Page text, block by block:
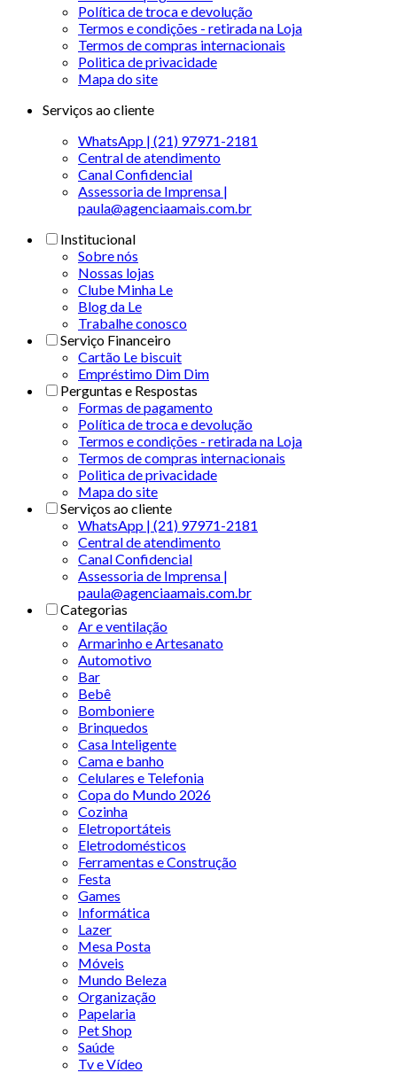
Política de troca e devolução
Termos e condições - retirada na Loja
Termos de compras internacionais
Politica de privacidade
Mapa do site
Serviços ao cliente
WhatsApp | (21) 97971-2181
Central de atendimento
Canal Confidencial
Assessoria de Imprensa |
paula@agenciaamais.com.br
Institucional
Sobre nós
Nossas lojas
Clube Minha Le
Blog da Le
Trabalhe conosco
Serviço Financeiro
Cartão Le biscuit
Empréstimo Dim Dim
Perguntas e Respostas
Formas de pagamento
Política de troca e devolução
Termos e condições - retirada na Loja
Termos de compras internacionais
Politica de privacidade
Mapa do site
Serviços ao cliente
WhatsApp | (21) 97971-2181
Central de atendimento
Canal Confidencial
Assessoria de Imprensa |
paula@agenciaamais.com.br
Categorias
Ar e ventilação
Armarinho e Artesanato
Automotivo
Bar
Bebê
Bomboniere
Brinquedos
Casa Inteligente
Cama e banho
Celulares e Telefonia
Copa do Mundo 2026
Cozinha
Eletroportáteis
Eletrodomésticos
Ferramentas e Construção
Festa
Games
Informática
Lazer
Mesa Posta
Móveis
Mundo Beleza
Organização
Papelaria
Pet Shop
Saúde
Tv e Vídeo